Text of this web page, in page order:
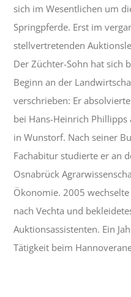
sich im Wesentlichen um
Springpferde. Erst im
stellvertretenden
Der Züchter-Sohn hat sich
Beginn an der
verschrieben: Er
bei Hans-Heinrich
in Wunstorf. Nach seiner
Fachabitur studierte er an
Osnabrück
Ökonomie. 2005
nach Vechta und
Auktionsassistenten. Ein
Tätigkeit beim